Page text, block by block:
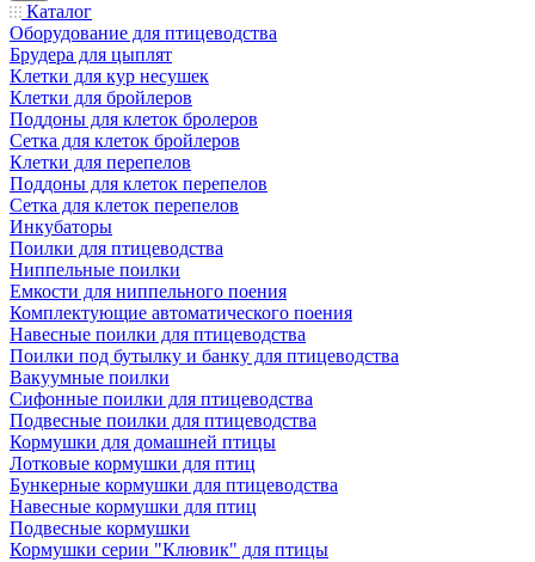
Каталог
Оборудование для птицеводства
Брудера для цыплят
Клетки для кур несушек
Клетки для бройлеров
Поддоны для клеток бролеров
Сетка для клеток бройлеров
Клетки для перепелов
Поддоны для клеток перепелов
Сетка для клеток перепелов
Инкубаторы
Поилки для птицеводства
Ниппельные поилки
Емкости для ниппельного поения
Комплектующие автоматического поения
Навесные поилки для птицеводства
Поилки под бутылку и банку для птицеводства
Вакуумные поилки
Сифонные поилки для птицеводства
Подвесные поилки для птицеводства
Кормушки для домашней птицы
Лотковые кормушки для птиц
Бункерные кормушки для птицеводства
Навесные кормушки для птиц
Подвесные кормушки
Кормушки серии "Клювик" для птицы